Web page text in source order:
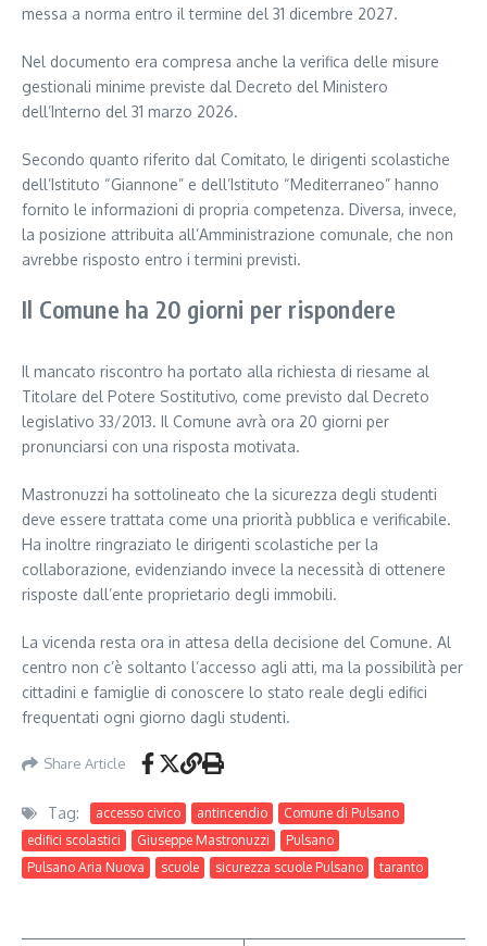
messa a norma entro il termine del 31 dicembre 2027.
Nel documento era compresa anche la verifica delle misure
gestionali minime previste dal Decreto del Ministero
dell’Interno del 31 marzo 2026.
Secondo quanto riferito dal Comitato, le dirigenti scolastiche
dell’Istituto “Giannone” e dell’Istituto “Mediterraneo” hanno
fornito le informazioni di propria competenza. Diversa, invece,
la posizione attribuita all’Amministrazione comunale, che non
avrebbe risposto entro i termini previsti.
Il Comune ha 20 giorni per rispondere
Il mancato riscontro ha portato alla richiesta di riesame al
Titolare del Potere Sostitutivo, come previsto dal Decreto
legislativo 33/2013. Il Comune avrà ora 20 giorni per
pronunciarsi con una risposta motivata.
Mastronuzzi ha sottolineato che la sicurezza degli studenti
deve essere trattata come una priorità pubblica e verificabile.
Ha inoltre ringraziato le dirigenti scolastiche per la
collaborazione, evidenziando invece la necessità di ottenere
risposte dall’ente proprietario degli immobili.
La vicenda resta ora in attesa della decisione del Comune. Al
centro non c’è soltanto l’accesso agli atti, ma la possibilità per
cittadini e famiglie di conoscere lo stato reale degli edifici
frequentati ogni giorno dagli studenti.
Share Article
Tag: accesso civico antincendio
Comune di Pulsano
edifici scolastici
Giuseppe Mastronuzzi
Pulsano
Pulsano Aria Nuova
scuole sicurezza scuole Pulsano taranto